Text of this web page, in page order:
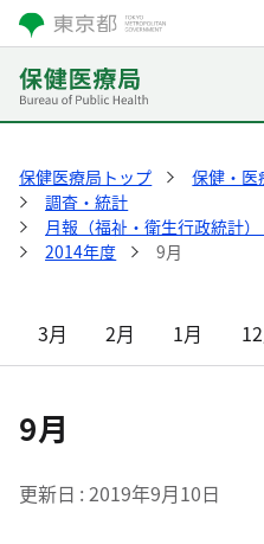
保健医療局トップ
保健・医
調査・統計
月報（福祉・衛生行政統計）
2014年度
9月
3月 2月 1月
9月
更新日 2019年9月10日